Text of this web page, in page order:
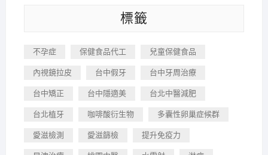
標籤
不孕症 保健食品代工 兒童保健食品
內視鏡拉皮 台中假牙 台中牙周治療
台中矯正 台中隱適美 台北中醫減肥
台北植牙 咖啡酸衍生物 多囊性卵巢症候群
愛滋檢測 愛滋篩檢 提升免疫力